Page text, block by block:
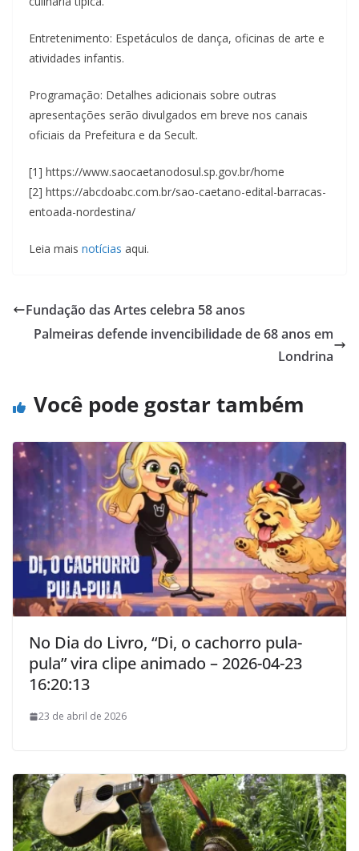
Entretenimento: Espetáculos de dança, oficinas de arte e
atividades infantis.
Programação: Detalhes adicionais sobre outras
apresentações serão divulgados em breve nos canais
oficiais da Prefeitura e da Secult.
[1] https://www.saocaetanodosul.sp.gov.br/home
[2] https://abcdoabc.com.br/sao-caetano-edital-barracas-
entoada-nordestina/
Leia mais notícias aqui.
Fundação das Artes celebra 58 anos
Palmeiras defende invencibilidade de 68 anos em
Londrina
Você pode gostar também
No Dia do Livro, “Di, o cachorro pula-
pula” vira clipe animado – 2026-04-23
16:20:13
23 de abril de 2026